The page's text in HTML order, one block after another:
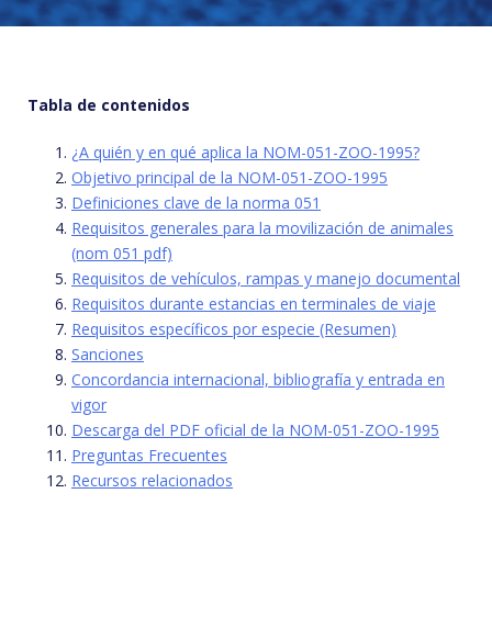
Tabla de contenidos
¿A quién y en qué aplica la NOM-051-ZOO-1995?
Objetivo principal de la NOM-051-ZOO-1995
Definiciones clave de la norma 051
Requisitos generales para la movilización de animales
(nom 051 pdf)
Requisitos de vehículos, rampas y manejo documental
Requisitos durante estancias en terminales de viaje
Requisitos específicos por especie (Resumen)
Sanciones
Concordancia internacional, bibliografía y entrada en
vigor
Descarga del PDF oficial de la NOM-051-ZOO-1995
Preguntas Frecuentes
Recursos relacionados